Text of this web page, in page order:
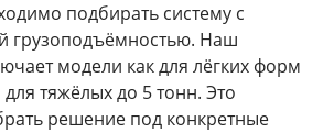
подбирать систему с
грузоподъёмностью. Наш
модели как для лёгких форм
тяжёлых до 5 тонн. Это
решение под конкретные